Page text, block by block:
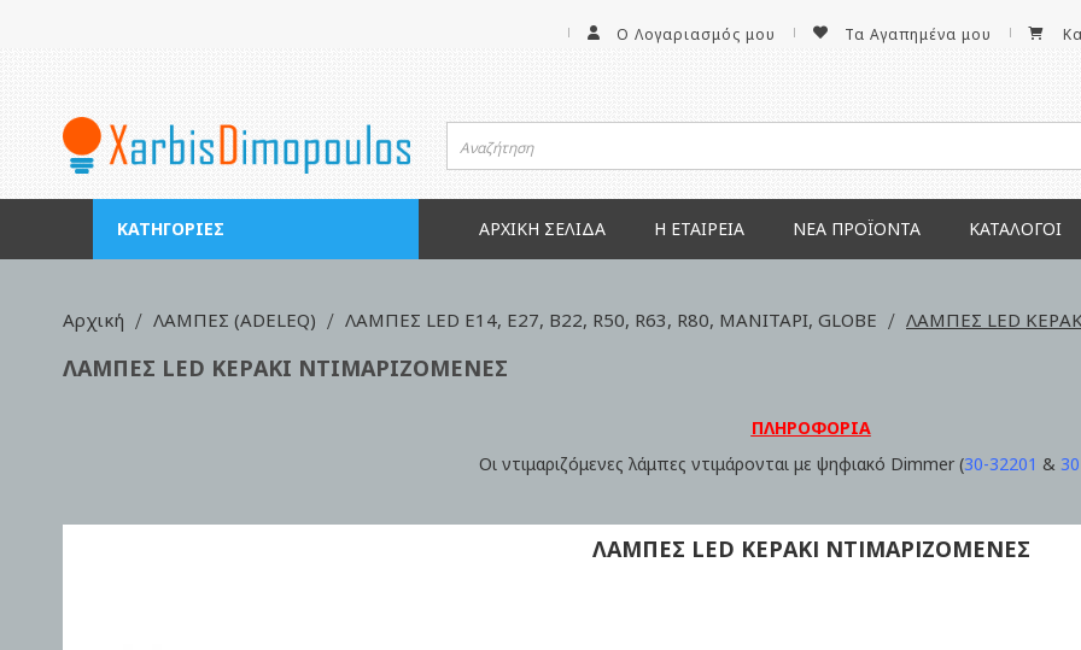
Ο Λογαριασμός μου Τα Αγαπημένα μου
ΚΑΤΗΓΟΡΊΕΣ ΑΡΧΙΚΉ ΣΕΛΊΔΑ Η ΕΤΑΙΡΕΊΑ ΝΕΑ ΠΡΟΪΌΝΤΑ ΚΑΤΆΛΟΓΟΙ
Αρχική ΛΑΜΠΕΣ (ADELEQ) ΛΑΜΠΕΣ LED Ε14, Ε27, B22, R50, R63, R80, ΜΑΝΙΤΑΡΙ, GLOBE ΛΑΜΠΕΣ LED
ΛΑΜΠΕΣ LED ΚΕΡΑΚΙ ΝΤΙΜΑΡΙΖΟΜΕΝΕΣ
ΠΛΗΡΟΦΟΡΙΑ
Οι ντιμαριζόμενες λάμπες ντιμάρονται με ψηφιακό Dimmer (30-32201 &
ΛΑΜΠΕΣ LED ΚΕΡΑΚΙ ΝΤΙΜΑΡΙΖΟΜΕΝΕΣ